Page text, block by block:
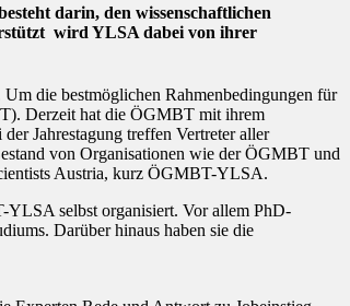
darin, den wissenschaftlichen
wird YLSA dabei von ihrer
die bestmöglichen Rahmenbedingungen für
Derzeit hat die ÖGMBT mit ihrem
Jahrestagung treffen Vertreter aller
von Organisationen wie der ÖGMBT und
Austria, kurz ÖGMBT-YLSA.
YLSA selbst organisiert. Vor allem PhD-
Darüber hinaus haben sie die